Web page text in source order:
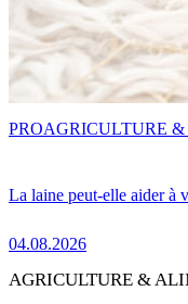
La laine peut-elle aider à
04.08.2026
PROAGRICULTURE
AGRICULTURE &